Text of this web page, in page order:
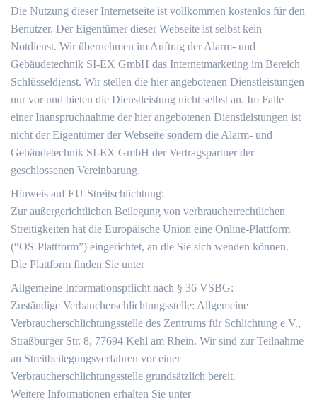
Die Nutzung dieser Internetseite ist vollkommen kostenlos für den
Benutzer. Der Eigentümer dieser Webseite ist selbst kein
Notdienst. Wir übernehmen im Auftrag der Alarm- und
Gebäudetechnik SI-EX GmbH das Internetmarketing im Bereich
Schlüsseldienst. Wir stellen die hier angebotenen Dienstleistungen
nur vor und bieten die Dienstleistung nicht selbst an. Im Falle
einer Inanspruchnahme der hier angebotenen Dienstleistungen ist
nicht der Eigentümer der Webseite sondern die Alarm- und
Gebäudetechnik SI-EX GmbH der Vertragspartner der
geschlossenen Vereinbarung.
Hinweis auf EU-Streitschlichtung:
Zur außergerichtlichen Beilegung von verbraucherrechtlichen
Streitigkeiten hat die Europäische Union eine Online-Plattform
(“OS-Plattform”) eingerichtet, an die Sie sich wenden können.
Die Plattform finden Sie unter
Allgemeine Informationspflicht nach § 36 VSBG:
Zuständige Verbaucherschlichtungsstelle: Allgemeine
Verbraucherschlichtungsstelle des Zentrums für Schlichtung e.V.,
Straßburger Str. 8, 77694 Kehl am Rhein. Wir sind zur Teilnahme
an Streitbeilegungsverfahren vor einer
Verbraucherschlichtungsstelle grundsätzlich bereit.
Weitere Informationen erhalten Sie unter